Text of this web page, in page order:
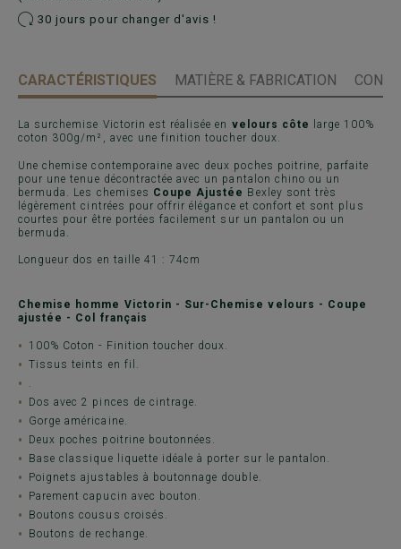
30 jours pour changer d'avis !
CARACTÉRISTIQUES MATIÈRE & FABRICATION
La surchemise Victorin est réalisée en velours côte
large 100%
coton 300g/m², avec une finition toucher doux.
Une chemise contemporaine avec deux poches poitrine, parfaite
pour une tenue décontractée avec un pantalon chino ou un
bermuda. Les chemises Coupe Ajustée Bexley sont très
légèrement cintrées pour offrir élégance et confort et sont plus
courtes pour être portées facilement sur un pantalon ou un
bermuda.
Longueur dos en taille 41 : 74cm
Chemise homme Victorin - Sur-Chemise velours - Coupe
ajustée - Col français
100% Coton - Finition toucher doux.
Tissus teints en fil.
Dos avec 2 pinces de cintrage.
Gorge américaine.
Deux poches poitrine boutonnées.
Base classique liquette idéale à porter sur le pantalon.
Poignets ajustables à boutonnage double.
Parement capucin avec bouton.
Boutons cousus croisés.
Boutons de rechange.